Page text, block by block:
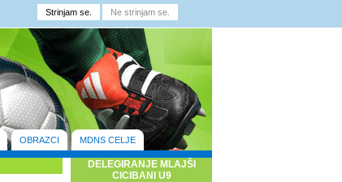
OBRAZCI MDNS CELJE
DELEGIRANJE MLAJŠI
CICIBANI U9